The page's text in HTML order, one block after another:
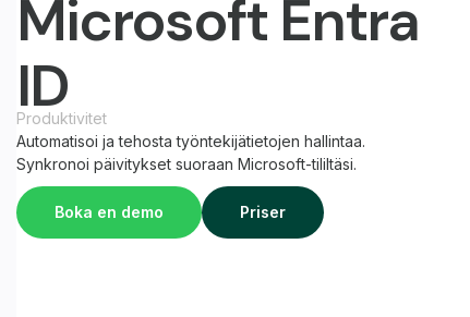
Microsoft Entra
ID
Produktivitet
Automatisoi ja tehosta työntekijätietojen hallintaa.
Synkronoi päivitykset suoraan Microsoft-tililtäsi.
Boka en demo Priser